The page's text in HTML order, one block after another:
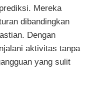
Mereka
dibandingkan
Dengan
aktivitas tanpa
yang sulit